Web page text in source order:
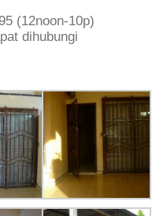
(12noon-10p)
dihubungi